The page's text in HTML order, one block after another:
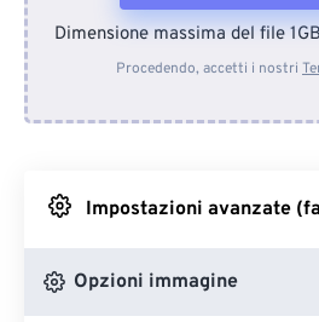
Dal
Da Google
Dimensione massima del file
Procedendo, accetti i nostri
Impostazioni avanzate
Opzioni immagine